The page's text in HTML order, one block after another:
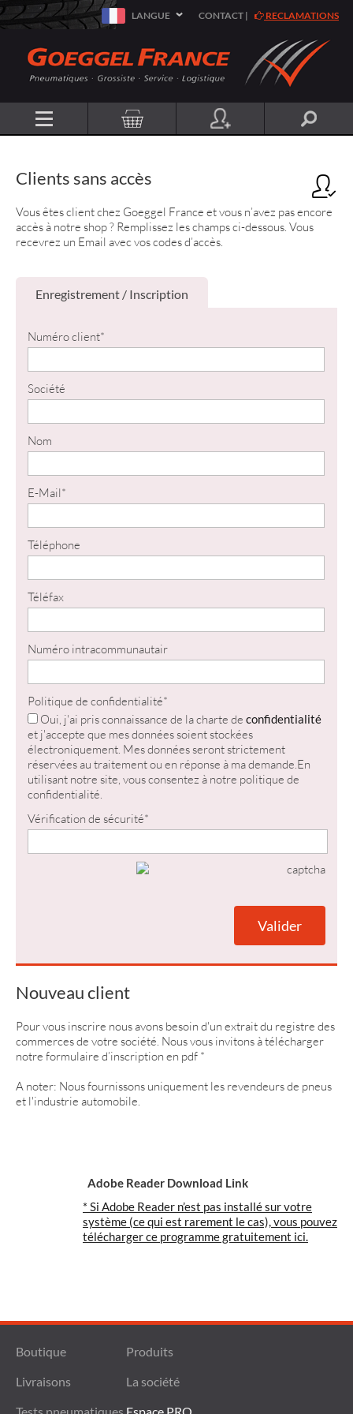
CONTACT | RECLAMATIONS
LANGUE
Clients sans accès
Vous êtes client chez Goeggel France et vous n’avez pas encore
accès à notre shop ? Remplissez les champs ci-dessous. Vous
recevrez un Email avec vos codes d’accès.
Enregistrement / Inscription
Numéro client*
Société
Nom
E-Mail*
Téléphone
Téléfax
Numéro intracommunautair
Politique de confidentialité*
Oui, j'ai pris connaissance de la charte de confidentialité
et j'accepte que mes données soient stockées
électroniquement. Mes données seront strictement
réservées au traitement ou en réponse à ma demande.En
utilisant notre site, vous consentez à notre politique de
confidentialité.
Vérification de sécurité*
Nouveau client
Pour vous inscrire nous avons besoin d'un extrait du registre des
commerces de votre société. Nous vous invitons à télécharger
notre formulaire d’inscription en pdf *
A noter: Nous fournissons uniquement les revendeurs de pneus
et l'industrie automobile.
Adobe Reader Download Link
* Si Adobe Reader n’est pas installé sur votre
système (ce qui est rarement le cas), vous pouvez
télécharger ce programme gratuitement ici.
Boutique
Produits
Livraisons
La société
Tests pneumatiques Espace PRO